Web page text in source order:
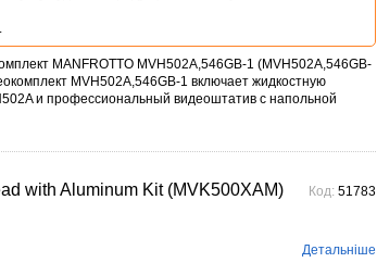
MANFROTTO MVH502A,546GB-1 (MVH502A,546GB-
MVH502A,546GB-1 включает жидкостную
и профессиональный видеоштатив с напольной
with Aluminum Kit (MVK500XAM) Код: 51783
Детальніше